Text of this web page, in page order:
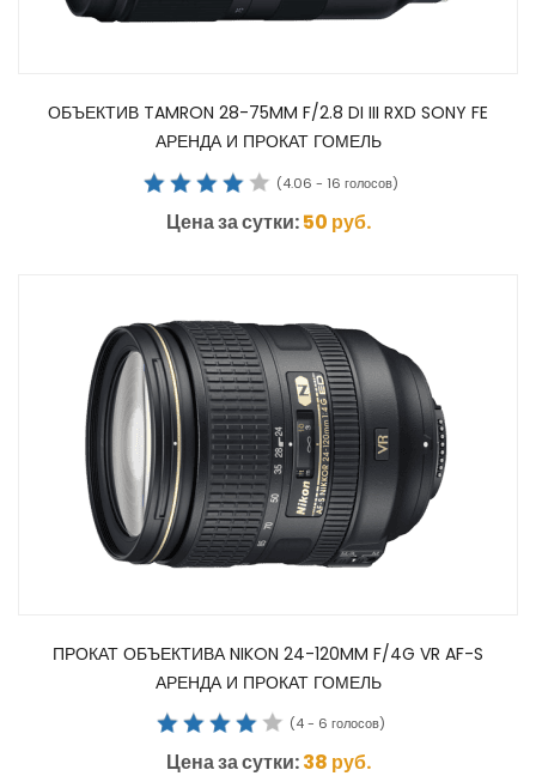
ОБЪЕКТИВ TAMRON 28-75MM F/2.8 DI III RXD SONY FE
АРЕНДА И ПРОКАТ ГОМЕЛЬ
(4.06 - 16 голосов)
Цена за сутки:50 руб.
ПРОКАТ ОБЪЕКТИВА NIKON 24-120MM F/4G VR AF-S
АРЕНДА И ПРОКАТ ГОМЕЛЬ
(4- 6 голосов)
Цена за сутки:38 руб.